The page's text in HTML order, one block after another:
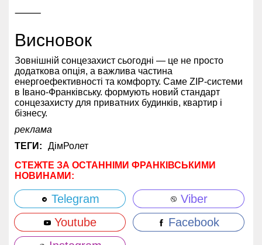
⸻
Висновок
Зовнішній сонцезахист сьогодні — це не просто
додаткова опція, а важлива частина
енергоефективності та комфорту. Саме ZIP-системи
в Івано-Франківську. формують новий стандарт
сонцезахисту для приватних будинків, квартир і
бізнесу.
реклама
ТЕГИ:
ДімРолет
СТЕЖТЕ ЗА ОСТАННІМИ ФРАНКІВСЬКИМИ
НОВИНАМИ:
Telegram
Viber
Youtube
Facebook